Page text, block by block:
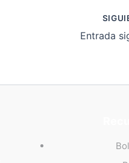
Entrada